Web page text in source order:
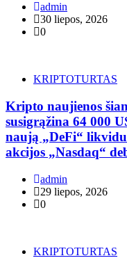
admin
30 liepos, 2026
0
KRIPTOTURTAS
Kripto naujienos
susigrąžina 64 000
naują „DeFi“
akcijos „Nasdaq“
admin
29 liepos, 2026
0
KRIPTOTURTAS